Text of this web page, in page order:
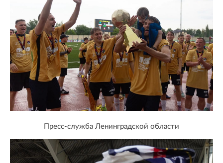
Пресс-служба Ленинградской области